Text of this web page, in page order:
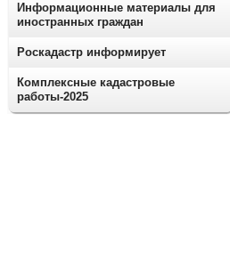
Информационные материалы для
иностранных граждан
Роскадастр информирует
Комплексные кадастровые
работы-2025